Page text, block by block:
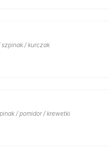
/ kurczak
/ pomidor / krewetki